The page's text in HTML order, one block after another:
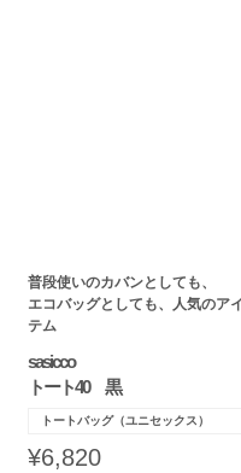
普段使いのカバンとしても、
エコバッグとしても、人気のア
テム
sasicco
トート40 黒
トートバッグ（ユニセックス）
¥6,820